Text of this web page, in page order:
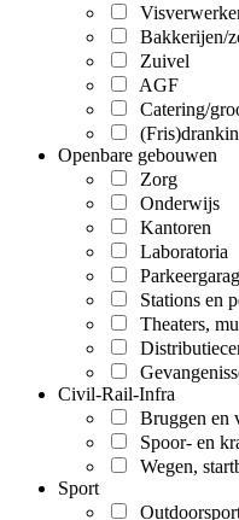
Bakkerijen/
Zuivel
AGF
Catering/
Openbare gebouwen
Zorg
Onderwijs
Kantoren
Laboratoria
Stations en
Theaters,
Civil-Rail-Infra
Bruggen en
Spoor- en
Wegen,
Sport